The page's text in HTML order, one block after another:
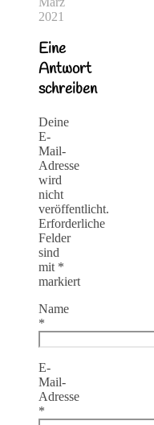
2021
Eine
Antwort
schreiben
Deine
E-
Mail-
Adresse
wird
nicht
veröffentlicht.
Erforderliche
Felder
sind
mit *
markiert
Name
*
E-
Mail-
Adresse
*